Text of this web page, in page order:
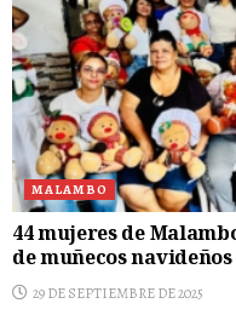
MALAMBO
44 mujeres de
de muñecos navideños
29 DE SEPTIEMBRE DE 2025